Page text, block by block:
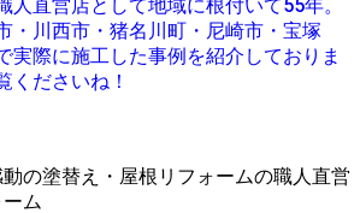
人直営店として地域に根付いて55年。
・川西市・猪名川町・尼崎市・宝塚
実際に施工した事例を紹介しておりま
くださいね！
の塗替え・屋根リフォームの職人直営
ム